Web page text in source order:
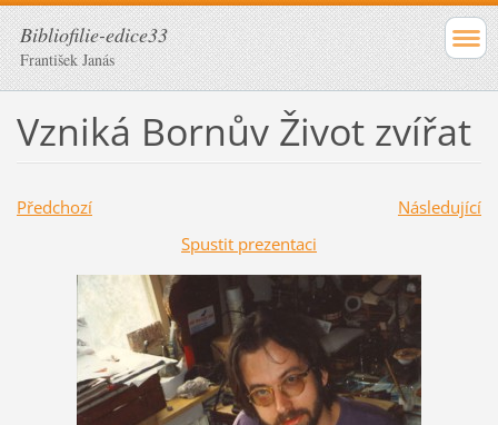
Bibliofilie-edice33
František Janás
Vzniká Bornův Život zvířat
Předchozí
Následující
Spustit prezentaci